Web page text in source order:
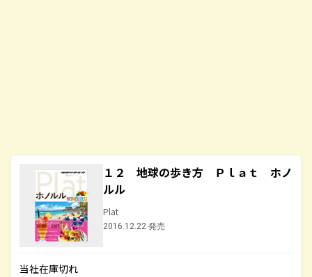
１２ 地球の歩き方 Ｐｌａｔ ホノ
ルル
Plat
2016.12.22 発売
当社在庫切れ